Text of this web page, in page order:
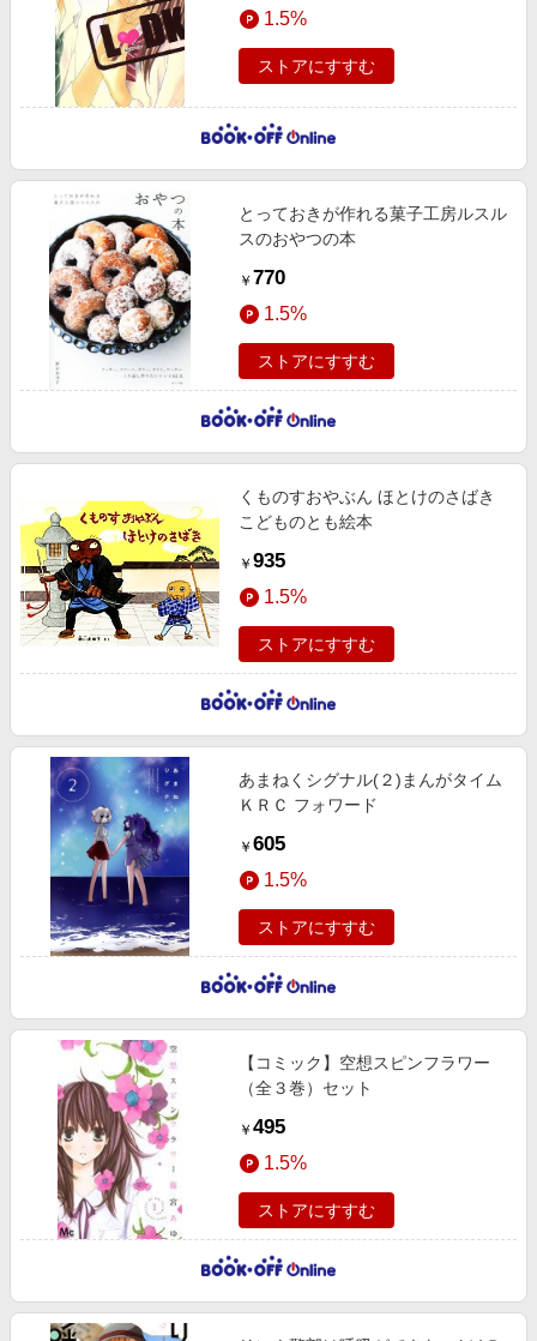
1.5%
ストアにすすむ
とっておきが作れる菓子工房ルスル
スのおやつの本
￥ 770
1.5%
ストアにすすむ
くものすおやぶん ほとけのさばき
こどものとも絵本
￥ 935
1.5%
ストアにすすむ
あまねくシグナル(２)まんがタイム
ＫＲＣ フォワード
￥ 605
1.5%
ストアにすすむ
【コミック】空想スピンフラワー
（全３巻）セット
￥ 495
1.5%
ストアにすすむ